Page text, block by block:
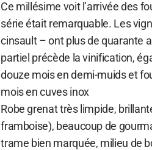
Ce millésime voit l’arrivée des
série était remarquable. Les
cinsault – ont plus de quarante
partiel précède la vinification,
douze mois en demi-muids et
mois en cuves inox
Robe grenat très limpide,
framboise), beaucoup de
trame bien marquée, milieu de